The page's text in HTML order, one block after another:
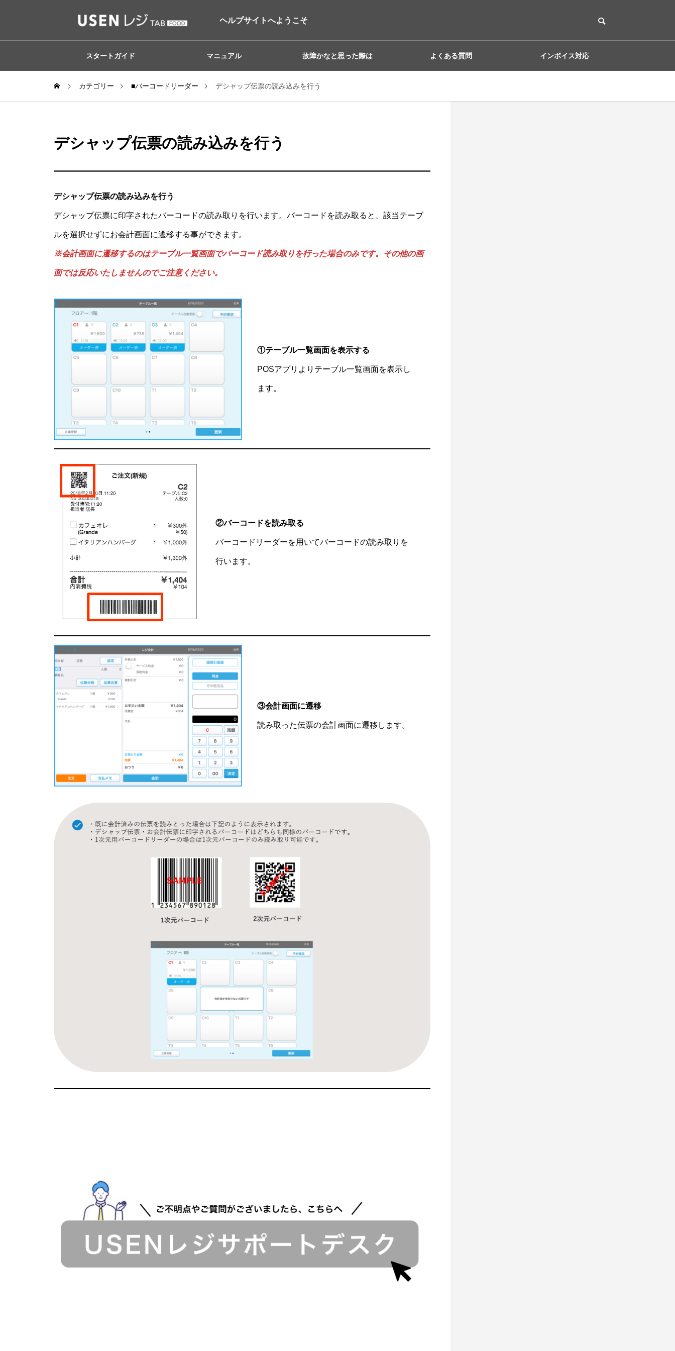
ヘルプサイトへようこそ
スタートガイド マニュアル 故障かなと思った際は よくある質問 インボイス対応
カテゴリー ■バーコードリーダー デシャップ伝票の読み込みを行う
デシャップ伝票の読み込みを行う
デシャップ伝票の読み込みを行う
デシャップ伝票に印字されたバーコードの読み取りを行います。バーコードを読み取ると、該当テーブ
ルを選択せずにお会計画面に遷移する事ができます。
※会計画面に遷移するのはテーブル一覧画面でバーコード読み取りを行った場合のみです。その他の画
面では反応いたしませんのでご注意ください。
①テーブル一覧画面を表示する
POSアプリよりテーブル一覧画面を表示し
ます。
②バーコードを読み取る
バーコードリーダーを用いてバーコードの読み取りを
行います。
③会計画面に遷移
読み取った伝票の会計画面に遷移します。